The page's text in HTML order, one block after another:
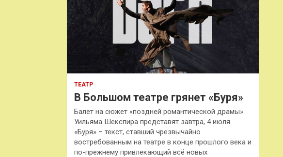
ТЕАТР
В Большом театре грянет «Буря»
Балет на сюжет «поздней романтической драмы»
Уильяма Шекспира представят завтра, 4 июля.
«Буря» – текст, ставший чрезвычайно
востребованным на театре в конце прошлого века и
по-прежнему привлекающий всё новых